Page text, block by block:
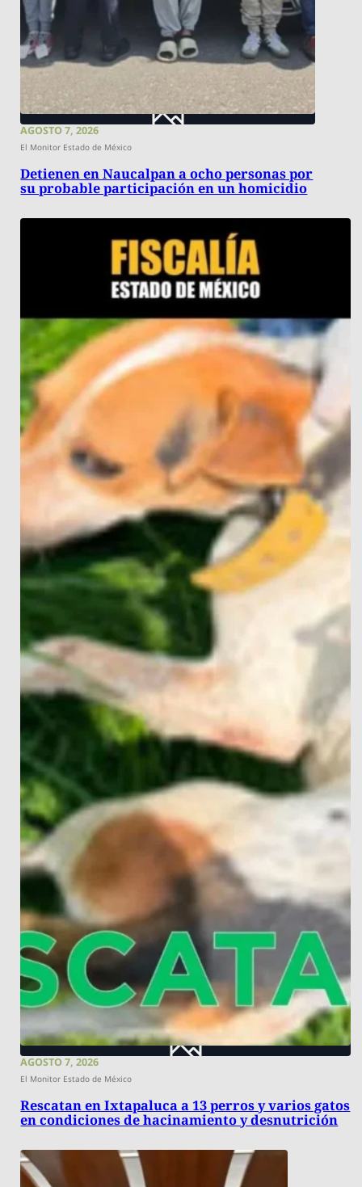
AGOSTO 7, 2026
El Monitor Estado de México
Detienen en Naucalpan a ocho personas por
su probable participación en un homicidio
AGOSTO 7, 2026
El Monitor Estado de México
Rescatan en Ixtapaluca a 13 perros y varios gatos
en condiciones de hacinamiento y desnutrición